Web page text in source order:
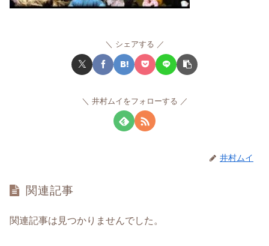
シェアする
井村ムイをフォローする
井村ムイ
関連記事
関連記事は見つかりませんでした。